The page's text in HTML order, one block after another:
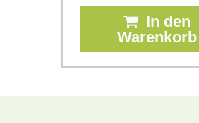
In den
Warenkorb